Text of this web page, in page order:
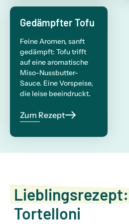
Gedämpfter Tofu
Feine Aromen, sanft
gedämpft: Tofu trifft
auf eine aromatische
Miso-Nussbutter-
Sauce. Eine Vorspeise,
die leise beeindruckt.
Zum Rezept
Lieblingsrezept:
Tortelloni